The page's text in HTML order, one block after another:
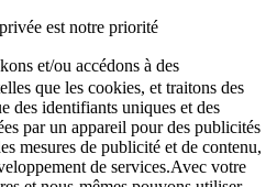
est notre priorité
et/ou accédons à des
que les cookies, et traitons des
des identifiants uniques et des
par un appareil pour des publicités
mesures de publicité et de contenu,
de services.Avec votre